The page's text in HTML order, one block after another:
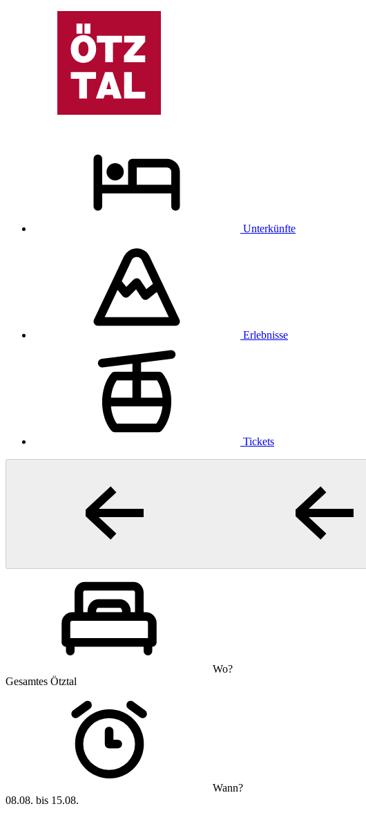
Unterkünfte
Erlebnisse
Tickets
Wo?
Gesamtes Ötztal
Wann?
08.08. bis 15.08.